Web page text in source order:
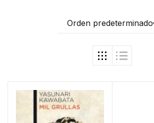
Orden predeterminado